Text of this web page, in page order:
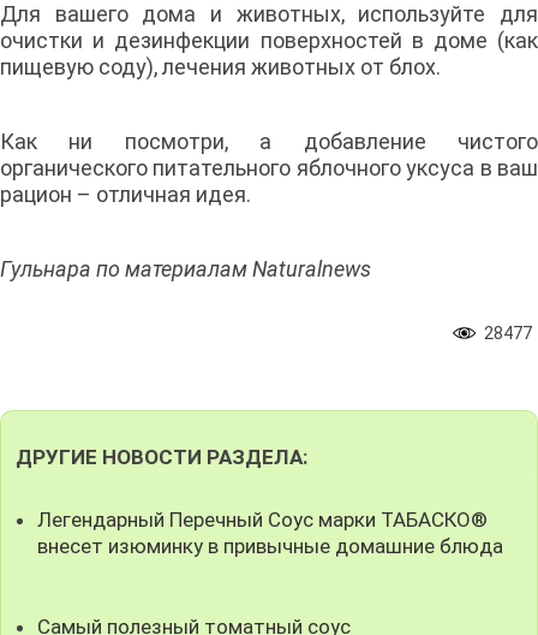
Для вашего дома и животных, используйте для
очистки и дезинфекции поверхностей в доме (как
пищевую соду), лечения животных от блох.
Как ни посмотри, а добавление чистого
органического питательного яблочного уксуса в ваш
рацион – отличная идея.
Гульнара по материалам Naturalnews
28477
ДРУГИЕ НОВОСТИ РАЗДЕЛА:
Легендарный Перечный Соус марки ТАБАСКО®
внесет изюминку в привычные домашние блюда
Самый полезный томатный соус